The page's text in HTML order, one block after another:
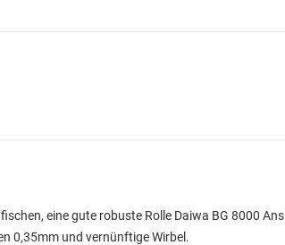
eine gute robuste Rolle Daiwa BG 8000
0,35mm und vernünftige Wirbel.